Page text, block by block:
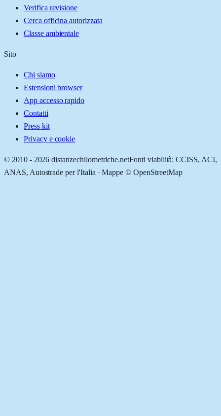
Verifica revisione
Cerca officina autorizzata
Classe ambientale
Sito
Chi siamo
Estensioni browser
App accesso rapido
Contatti
Press kit
Privacy e cookie
© 2010 - 2026 distanzechilometriche.netFonti viabilità: CCISS, ACI,
ANAS, Autostrade per l'Italia · Mappe © OpenStreetMap